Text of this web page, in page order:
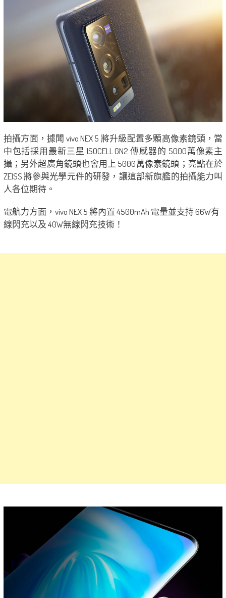
拍攝方面，據聞 vivo NEX 5 將升級配置多顆高像素鏡頭，當
中包括採用最新三星 ISOCELL GN2 傳感器的 5000萬像素主
攝；另外超廣角鏡頭也會用上 5000萬像素鏡頭；亮點在於
ZEISS 將參與光學元件的研發，讓這部新旗艦的拍攝能力叫
人各位期待。
電航力方面，vivo NEX 5 將內置 4500mAh 電量並支持 66W有
線閃充以及 40W無線閃充技術！